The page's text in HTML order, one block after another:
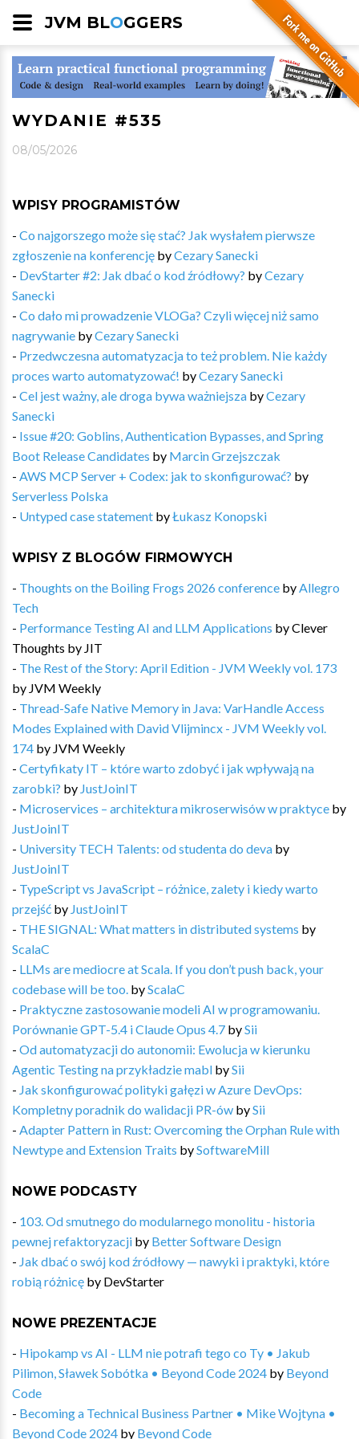
JVM BLOGGERS
WYDANIE #535
08/05/2026
WPISY PROGRAMISTÓW
- Co najgorszego może się stać? Jak wysłałem pierwsze
zgłoszenie na konferencję byCezary Sanecki
- DevStarter #2: Jak dbać o kod źródłowy? byCezary
Sanecki
- Co dało mi prowadzenie VLOGa? Czyli więcej niż samo
nagrywanie byCezary Sanecki
- Przedwczesna automatyzacja to też problem. Nie każdy
proces warto automatyzować! byCezary Sanecki
- Cel jest ważny, ale droga bywa ważniejsza byCezary
Sanecki
- Issue #20: Goblins, Authentication Bypasses, and Spring
Boot Release Candidates by Marcin Grzejszczak
- AWS MCP Server + Codex: jak to skonfigurować? by
Serverless Polska
- Untyped case statement byŁukasz Konopski
WPISY Z BLOGÓW FIRMOWYCH
- Thoughts on the Boiling Frogs 2026 conference by Allegro
Tech
- Performance Testing AI and LLM Applications byClever
Thoughts by JIT
- The Rest of the Story: April Edition - JVM Weekly vol. 173
by JVM Weekly
- Thread-Safe Native Memory in Java: VarHandle Access
Modes Explained with David Vlijmincx - JVM Weekly vol.
174 by JVM Weekly
- Certyfikaty IT – które warto zdobyć i jak wpływają na
zarobki? by JustJoinIT
- Microservices – architektura mikroserwisów w praktyce by
JustJoinIT
- University TECH Talents: od studenta do deva by
JustJoinIT
- TypeScript vs JavaScript – różnice, zalety i kiedy warto
przejść by JustJoinIT
- THE SIGNAL: What matters in distributed systems by
ScalaC
- LLMs are mediocre at Scala. If you don’t push back, your
codebase will be too. byScalaC
- Praktyczne zastosowanie modeli AI w programowaniu.
Porównanie GPT-5.4 i Claude Opus 4.7 bySii
- Od automatyzacji do autonomii: Ewolucja w kierunku
Agentic Testing na przykładzie mabl bySii
- Jak skonfigurować polityki gałęzi w Azure DevOps:
Kompletny poradnik do walidacji PR-ów bySii
- Adapter Pattern in Rust: Overcoming the Orphan Rule with
Newtype and Extension Traits bySoftwareMill
NOWE PODCASTY
- 103. Od smutnego do modularnego monolitu - historia
pewnej refaktoryzacji by Better Software Design
- Jak dbać o swój kod źródłowy — nawyki i praktyki, które
robią różnicę by DevStarter
NOWE PREZENTACJE
- Hipokamp vs AI - LLM nie potrafi tego co Ty • Jakub
Pilimon, Sławek Sobótka • Beyond Code 2024 by Beyond
Code
- Becoming a Technical Business Partner • Mike Wojtyna •
Beyond Code 2024 by Beyond Code